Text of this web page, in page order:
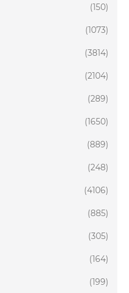
(150)
(1073)
(3814)
(2104)
(289)
(1650)
(889)
(248)
(4106)
(885)
(305)
(164)
(199)